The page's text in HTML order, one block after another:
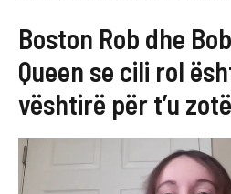
Boston Rob dhe
Queen se cili rol
vështirë për t’u